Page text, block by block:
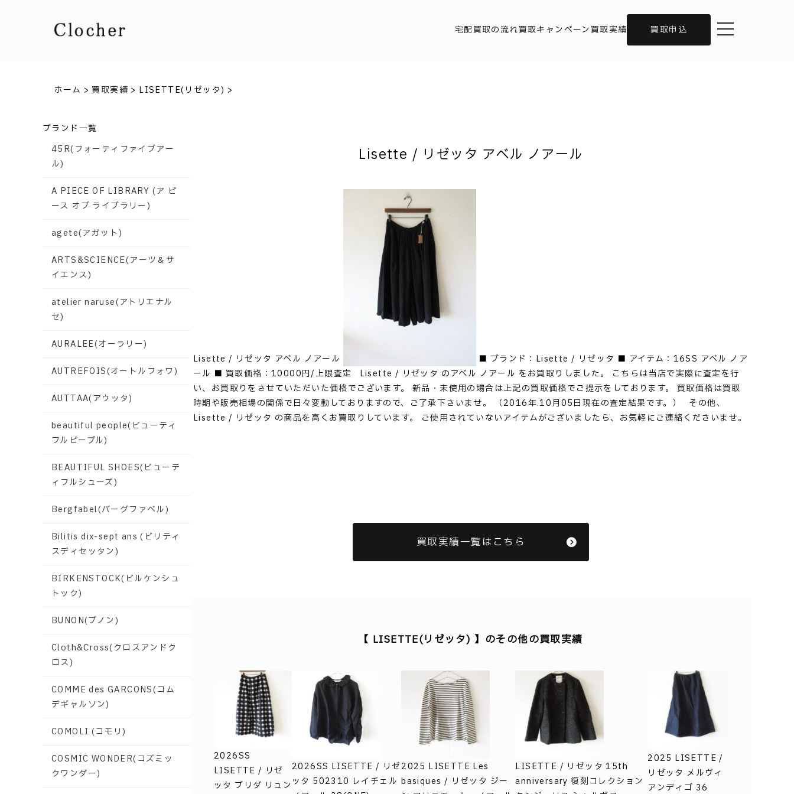
宅配買取の流れ買取キャンペーン買取実績 買取申込 toggle navigation
ホーム >買取実績 > LISETTE(リゼッタ) >
Lisette / リゼッタ アベル ノアール
Lisette / リゼッタ アベル ノアール
■ ブランド：Lisette / リゼッタ ■ アイテム：16SS アベル ノア
ール ■ 買取価格：10000円/上限査定 Lisette / リゼッタ のアベル ノアール をお買取りしました。 こちらは当店で実際に査定を行
い、お買取りをさせていただいた価格でございます。 新品・未使用の場合は上記の買取価格でご提示をしております。 買取価格は買取
時期や販売相場の関係で日々変動しておりますので、ご了承下さいませ。 （2016年.10月05日現在の査定結果です。） その他、
Lisette / リゼッタ の商品を高くお買取りしています。 ご使用されていないアイテムがございましたら、お気軽にご連絡くださいませ。
買取実績一覧はこちら
【 LISETTE(リゼッタ) 】のその他の買取実績
2026SS
LISETTE / リゼ
ッタ ブリダ リュン
2026SS LISETTE / リゼ
ッタ 502310 レイチェル
2025 LISETTE Les
basiques / リゼッタ ジー
LISETTE / リゼッタ 15th
anniversary 復刻コレクション
2025 LISETTE /
リゼッタ メルヴィ
アンディゴ 36
ブランド一覧
45R(フォーティファイブアー
ル)
A PIECE OF LIBRARY (ア ピ
ース オブ ライブラリー)
agete(アガット)
ARTS&SCIENCE(アーツ＆サ
イエンス)
atelier naruse(アトリエナル
セ)
AURALEE(オーラリー)
AUTREFOIS(オートルフォワ)
AUTTAA(アウッタ)
beautiful people(ビューティ
フルピープル)
BEAUTIFUL SHOES(ビューテ
ィフルシューズ)
Bergfabel(バーグファベル)
Bilitis dix-sept ans (ビリティ
スディセッタン)
BIRKENSTOCK(ビルケンシュ
トック)
BUNON(ブノン)
Cloth&Cross(クロスアンドク
ロス)
COMME des GARCONS(コム
デギャルソン)
COMOLI (コモリ)
COSMIC WONDER(コズミッ
クワンダー)